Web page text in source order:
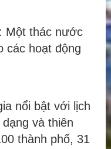
: Một thác nước
các hoạt động
nổi bật với lịch
và thiên
thành phố, 31